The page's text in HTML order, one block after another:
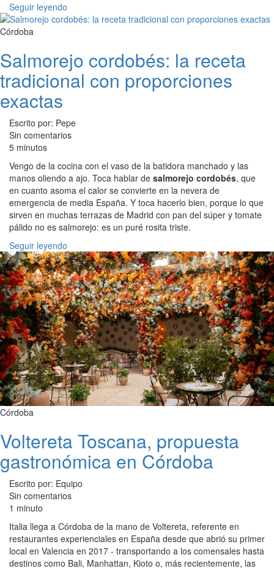
Seguir leyendo
Córdoba
Salmorejo cordobés: la receta
tradicional con proporciones
exactas
Escrito por: Pepe
Sin comentarios
5 minutos
Vengo de la cocina con el vaso de la batidora manchado y las
manos oliendo a ajo. Toca hablar de salmorejo cordobés, que
en cuanto asoma el calor se convierte en la nevera de
emergencia de media España. Y toca hacerlo bien, porque lo que
sirven en muchas terrazas de Madrid con pan del súper y tomate
pálido no es salmorejo: es un puré rosita triste.
Seguir leyendo
Córdoba
Voltereta Toscana, propuesta
gastronómica en Córdoba
Escrito por: Equipo
Sin comentarios
1 minuto
Italia llega a Córdoba de la mano de Voltereta, referente en
restaurantes experienciales en España desde que abrió su primer
local en Valencia en 2017 - transportando a los comensales hasta
destinos como Bali, Manhattan, Kioto o, más recientemente, las